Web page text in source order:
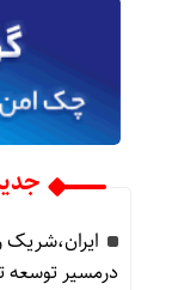
ایران،شریک
درمسیر توسعه